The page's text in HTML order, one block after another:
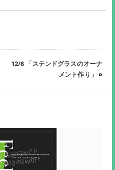
12/8 「ステンドグラスのオーナ
メント作り」 »